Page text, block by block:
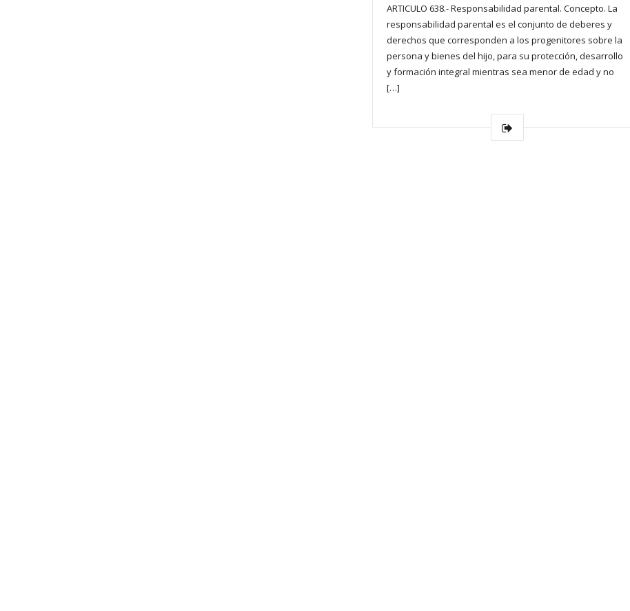
ARTICULO 638.- Responsabilidad parental. Concepto. La
responsabilidad parental es el conjunto de deberes y
derechos que corresponden a los progenitores sobre la
persona y bienes del hijo, para su protección, desarrollo
y formación integral mientras sea menor de edad y no
[…]